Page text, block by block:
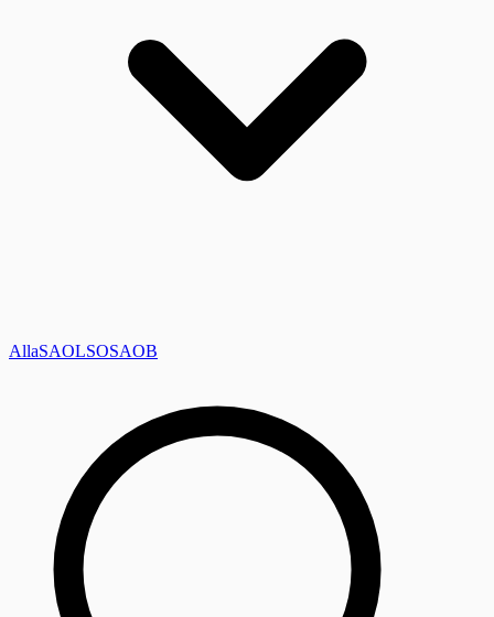
AllaSAOLSOSAOB